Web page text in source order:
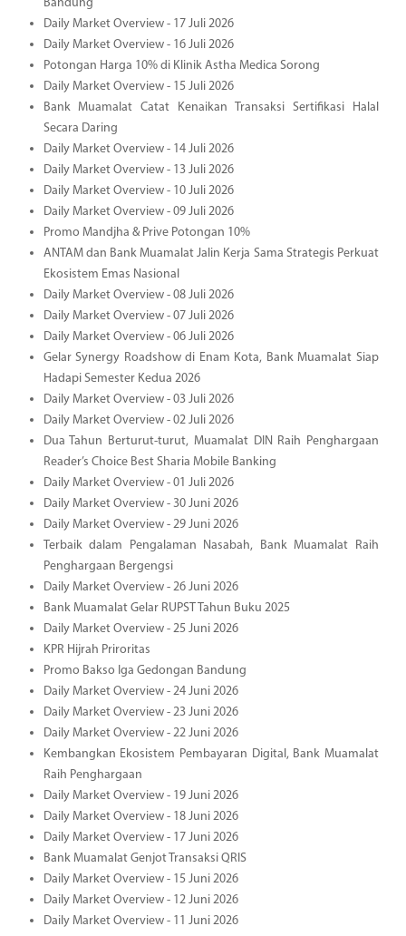
Bandung
Daily Market Overview - 17 Juli 2026
Daily Market Overview - 16 Juli 2026
Potongan Harga 10% di Klinik Astha Medica Sorong
Daily Market Overview - 15 Juli 2026
Bank Muamalat Catat Kenaikan Transaksi Sertifikasi Halal
Secara Daring
Daily Market Overview - 14 Juli 2026
Daily Market Overview - 13 Juli 2026
Daily Market Overview - 10 Juli 2026
Daily Market Overview - 09 Juli 2026
Promo Mandjha & Prive Potongan 10%
ANTAM dan Bank Muamalat Jalin Kerja Sama Strategis Perkuat
Ekosistem Emas Nasional
Daily Market Overview - 08 Juli 2026
Daily Market Overview - 07 Juli 2026
Daily Market Overview - 06 Juli 2026
Gelar Synergy Roadshow di Enam Kota, Bank Muamalat Siap
Hadapi Semester Kedua 2026
Daily Market Overview - 03 Juli 2026
Daily Market Overview - 02 Juli 2026
Dua Tahun Berturut-turut, Muamalat DIN Raih Penghargaan
Reader’s Choice Best Sharia Mobile Banking
Daily Market Overview - 01 Juli 2026
Daily Market Overview - 30 Juni 2026
Daily Market Overview - 29 Juni 2026
Terbaik dalam Pengalaman Nasabah, Bank Muamalat Raih
Penghargaan Bergengsi
Daily Market Overview - 26 Juni 2026
Bank Muamalat Gelar RUPST Tahun Buku 2025
Daily Market Overview - 25 Juni 2026
KPR Hijrah Priroritas
Promo Bakso Iga Gedongan Bandung
Daily Market Overview - 24 Juni 2026
Daily Market Overview - 23 Juni 2026
Daily Market Overview - 22 Juni 2026
Kembangkan Ekosistem Pembayaran Digital, Bank Muamalat
Raih Penghargaan
Daily Market Overview - 19 Juni 2026
Daily Market Overview - 18 Juni 2026
Daily Market Overview - 17 Juni 2026
Bank Muamalat Genjot Transaksi QRIS
Daily Market Overview - 15 Juni 2026
Daily Market Overview - 12 Juni 2026
Daily Market Overview - 11 Juni 2026